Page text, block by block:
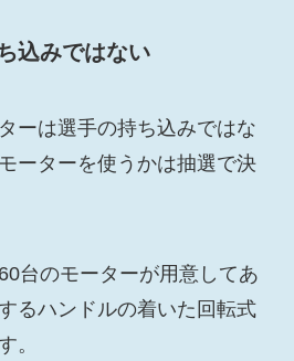
込みではない
ーは選手の持ち込みではな
ーターを使うかは抽選で決
台のモーターが用意してあ
るハンドルの着いた回転式
。